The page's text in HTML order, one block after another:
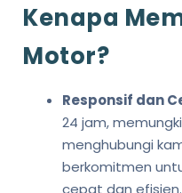
Kenapa
Motor?
Responsif dan
24 jam,
menghubungi
berkomitmen
cepat dan efisien.